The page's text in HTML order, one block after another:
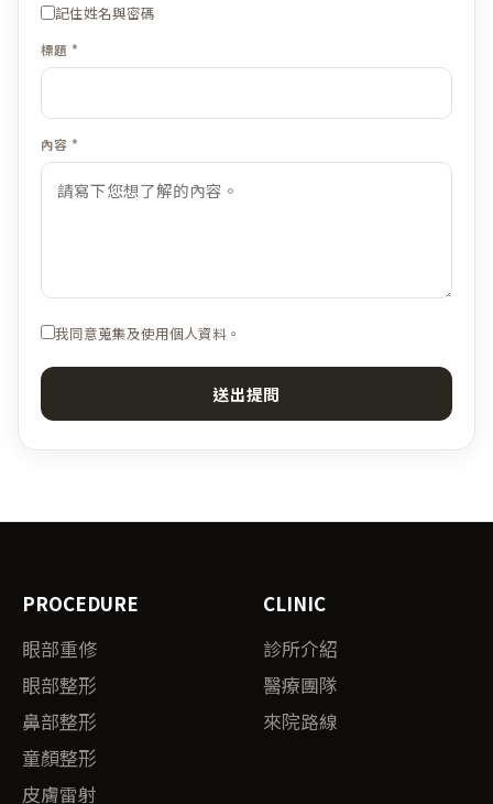
記住姓名與密碼
標題 *
內容 *
我同意蒐集及使用個人資料。
送出提問
PROCEDURE
眼部重修
眼部整形
鼻部整形
童顏整形
皮膚雷射
CLINIC
診所介紹
醫療團隊
來院路線